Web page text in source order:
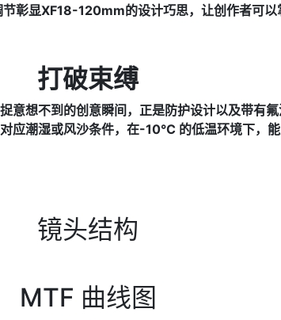
彰显XF18-120mm的设计巧思，让创作者可以
打破束缚
想不到的创意瞬间，正是防护设计以及带有
应潮湿或风沙条件，在-10°C 的低温环境下，能
镜头结构
MTF 曲线图